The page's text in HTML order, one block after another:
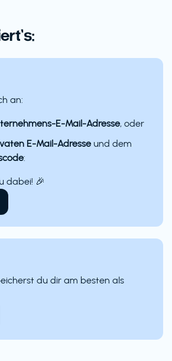
an:
E-Mail-Adresse, oder
E-Mail-Adresse und dem
:
dabei! 🎉
du dir am besten als